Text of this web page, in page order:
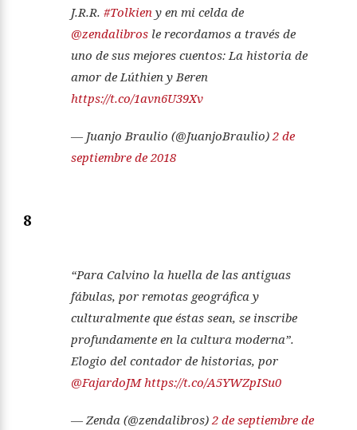
J.R.R. #Tolkien y en mi celda de
@zendalibros le recordamos a través de
uno de sus mejores cuentos: La historia de
amor de Lúthien y Beren
https://t.co/1avn6U39Xv
— Juanjo Braulio (@JuanjoBraulio)2 de
septiembre de 2018
8
“Para Calvino la huella de las antiguas
fábulas, por remotas geográfica y
culturalmente que éstas sean, se inscribe
profundamente en la cultura moderna”.
Elogio del contador de historias, por
@FajardoJM https://t.co/A5YWZpISu0
— Zenda (@zendalibros)2 de septiembre de